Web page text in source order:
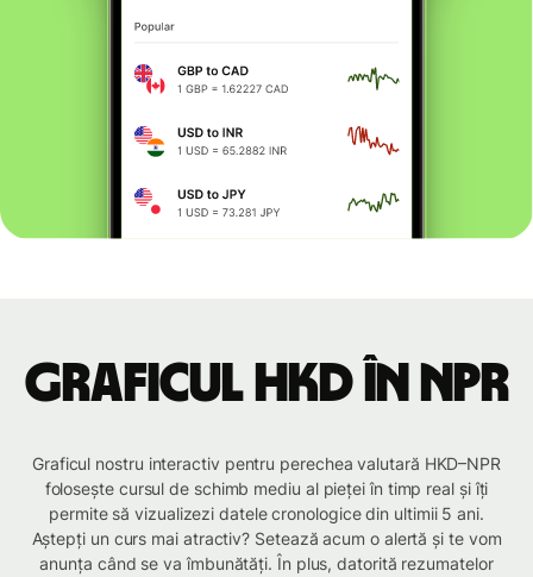
Graficul HKD în NPR
Graficul nostru interactiv pentru perechea valutară HKD–NPR
folosește cursul de schimb mediu al pieței în timp real și îți
permite să vizualizezi datele cronologice din ultimii 5 ani.
Aștepți un curs mai atractiv? Setează acum o alertă și te vom
anunța când se va îmbunătăți. În plus, datorită rezumatelor